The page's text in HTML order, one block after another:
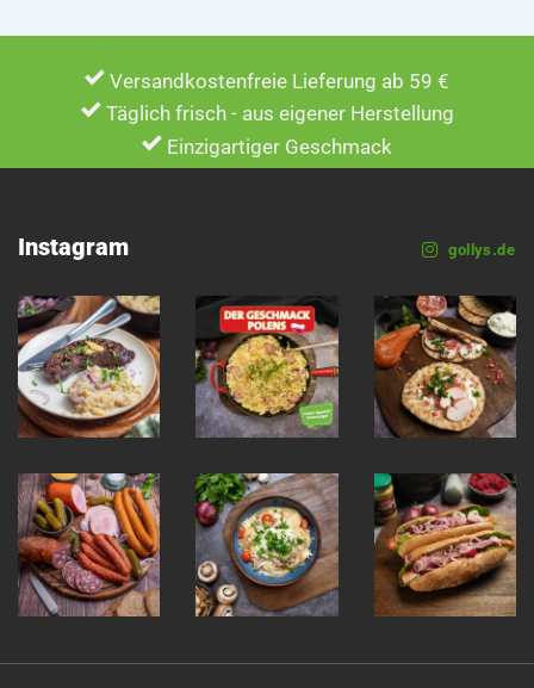
Versandkostenfreie Lieferung ab 59 €
Täglich frisch - aus eigener Herstellung
Einzigartiger Geschmack
Instagram gollys.de